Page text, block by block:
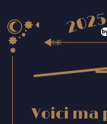
Voici ma